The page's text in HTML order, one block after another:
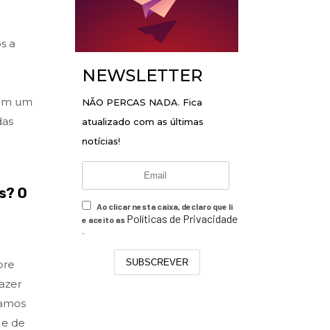
a
um
O
de
NEWSLETTER
NÃO PERCAS NADA. Fica
atualizado com as últimas
notícias!
Ao clicar nesta caixa, declaro que li
e aceito as Políticas de Privacidade
.
SUBSCREVER